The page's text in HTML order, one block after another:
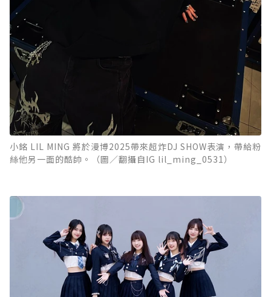
小銘 LIL MING 將於漫博2025帶來超炸DJ SHOW表演，帶給粉
絲他另一面的酷帥。（圖／翻攝自IG lil_ming_0531）